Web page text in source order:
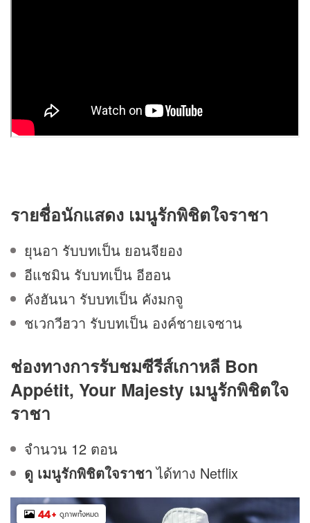
รายชื่อนักแสดง เมนูรักพิชิตใจราชา
ยุนอา รับบทเป็น ยอนจียอง
อีแชมิน รับบทเป็น อีฮอน
คังฮันนา รับบทเป็น คังมกจู
ชเวกวีฮวา รับบทเป็น องค์ชายเจซาน
ช่องทางการรับชมซีรีส์เกาหลี Bon
Appétit, Your Majesty เมนูรักพิชิตใจ
ราชา
จำนวน 12 ตอน
ดู เมนูรักพิชิตใจราชาได้ทาง Netflix
44+ ดูภาพทั้งหมด